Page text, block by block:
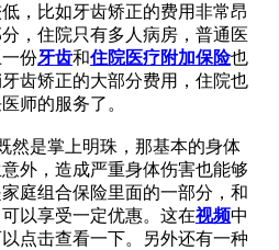
，比如牙齿矫正的费用非常昂
，住院只有多人病房，普通医
份牙齿和住院医疗附加保险也
齿矫正的大部分费用，住院也
师的服务了。
然是掌上明珠，那基本的身体
外，造成严重身体伤害也能够
庭组合保险里面的一部分，和
以享受一定优惠。这在视频中
点击查看一下。
另外还有一种